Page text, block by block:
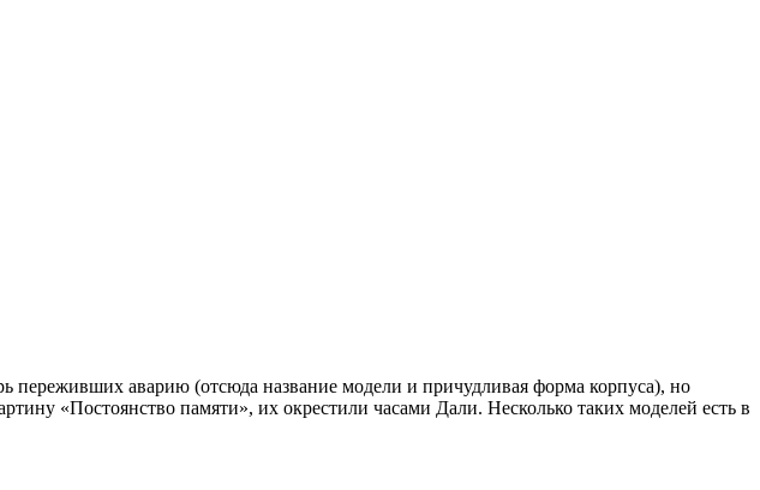
переживших аварию (отсюда название модели и причудливая форма корпуса), но
«Постоянство памяти», их окрестили часами Дали. Несколько таких моделей есть в